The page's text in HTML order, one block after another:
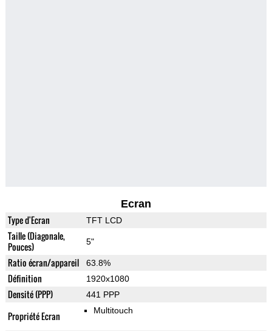
Ecran
Type d'Ecran TFT LCD
Taille (Diagonale,
Pouces)
5"
Ratio écran/appareil 63.8%
Définition 1920x1080
Densité (PPP) 441 PPP
Propriété Ecran Multitouch